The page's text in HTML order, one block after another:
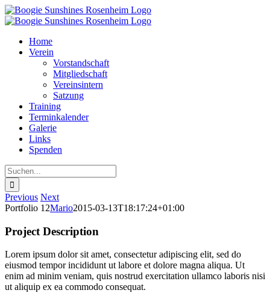
Zum
Inhalt
Home
Verein
Vorstandschaft
Mitgliedschaft
Vereinsintern
Satzung
Training
Terminkalender
Galerie
Links
Spenden
Suche
nach:
Previous Next
Portfolio 12Mario2015-03-13T18:17:24+01:00
Project Description
Lorem ipsum dolor sit amet, consectetur adipiscing elit, sed do
eiusmod tempor incididunt ut labore et dolore magna aliqua. Ut
enim ad minim veniam, quis nostrud exercitation ullamco laboris nisi
ut aliquip ex ea commodo consequat.